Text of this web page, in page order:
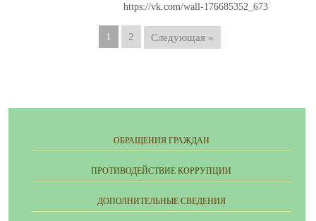
https://vk.com/wall-176685352_673
1 2 Следующая »
ОБРАЩЕНИЯ ГРАЖДАН
ПРОТИВОДЕЙСТВИЕ КОРРУПЦИИ
ДОПОЛНИТЕЛЬНЫЕ СВЕДЕНИЯ